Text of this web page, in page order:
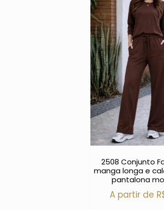
2508 Conjunto
manga longa e
pantalona
A partir de